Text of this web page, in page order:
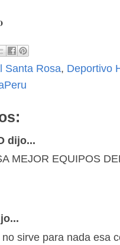
Santa Rosa, Deportivo
dijo...
MEJOR EQUIPOS
sirve para nada esa